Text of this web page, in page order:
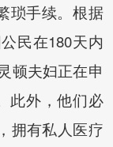
琐手续。根据
民在180天内
顿夫妇正在申
此外，他们必
拥有私人医疗